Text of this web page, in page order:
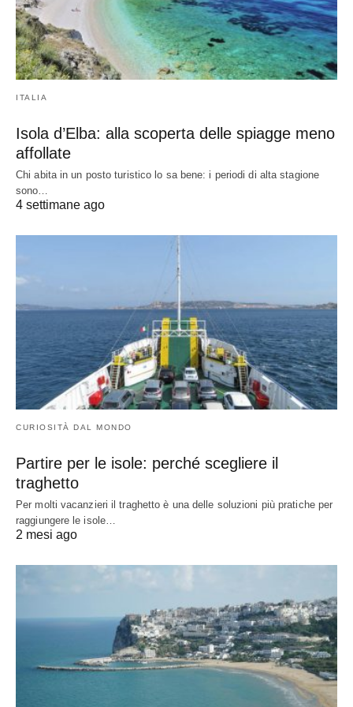
ITALIA
Isola d’Elba: alla scoperta delle spiagge meno
affollate
Chi abita in un posto turistico lo sa bene: i periodi di alta stagione
sono…
4 settimane ago
CURIOSITÀ DAL MONDO
Partire per le isole: perché scegliere il
traghetto
Per molti vacanzieri il traghetto è una delle soluzioni più pratiche per
raggiungere le isole…
2 mesi ago